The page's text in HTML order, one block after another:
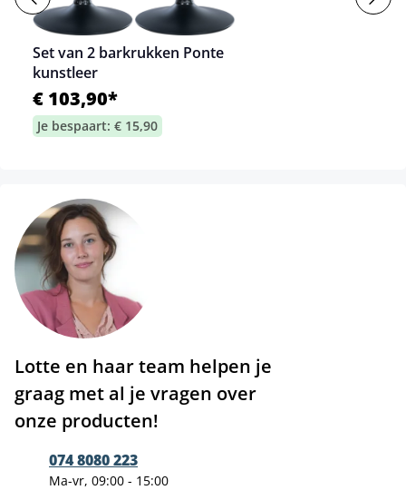
Set van 2 barkrukken Ponte
kunstleer
€ 103,90*
Je bespaart: € 15,90
Lotte en haar team helpen je
graag met al je vragen over
onze producten!
074 8080 223
Ma-vr, 09:00 - 15:00